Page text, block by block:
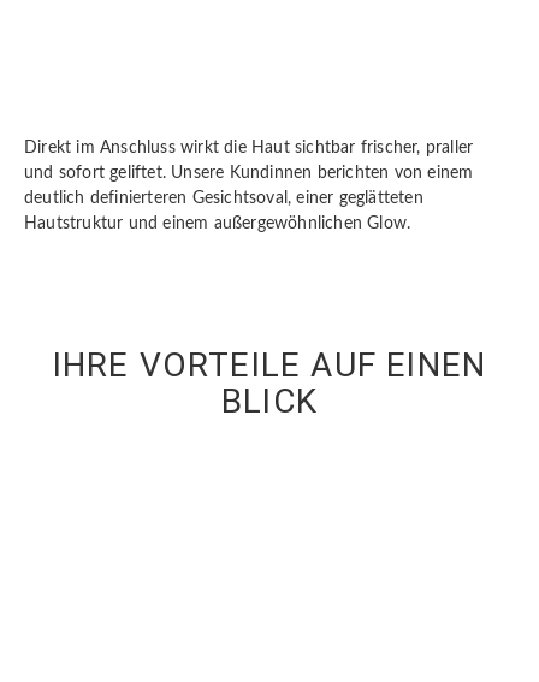
Direkt im Anschluss wirkt die Haut sichtbar frischer, praller
und sofort geliftet. Unsere Kundinnen berichten von einem
deutlich definierteren Gesichtsoval, einer geglätteten
Hautstruktur und einem außergewöhnlichen Glow.
IHRE VORTEILE AUF EINEN
BLICK